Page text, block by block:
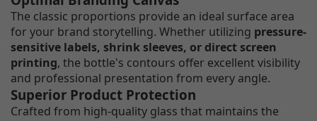
The classic proportions provide an ideal surface area
for your brand storytelling. Whether utilizing pressure-
sensitive labels, shrink sleeves, or direct screen
printing, the bottle's contours offer excellent visibility
and professional presentation from every angle.
Superior Product Protection
Crafted from high-quality glass that maintains the